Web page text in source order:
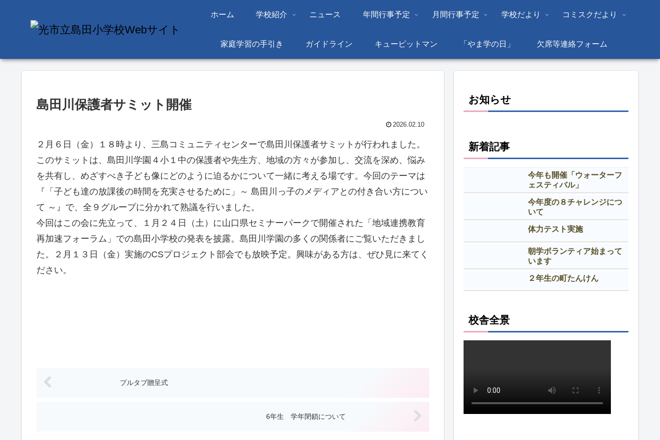
ホーム 学校紹介 ニュース 年間行事予定 月間行事予定 学校だより コミスクだより
家庭学習の手引き ガイドライン キューピットマン 「やま学の日」 欠席等連絡フォーム
島田川保護者サミット開催
2026.02.10
２月６日（金）１８時より、三島コミュニティセンターで島田川保護者サミットが行われました。
このサミットは、島田川学園４小１中の保護者や先生方、地域の方々が参加し、交流を深め、悩み
を共有し、めざすべき子ども像にどのように迫るかについて一緒に考える場です。今回のテーマは
『「子ども達の放課後の時間を充実させるために」～ 島田川っ子のメディアとの付き合い方につい
て ～』で、全９グループに分かれて熟議を行いました。
今回はこの会に先立って、１月２４日（土）に山口県セミナーパークで開催された「地域連携教育
再加速フォーラム」での島田小学校の発表を披露。島田川学園の多くの関係者にご覧いただきまし
た。２月１３日（金）実施のCSプロジェクト部会でも放映予定。興味がある方は、ぜひ見に来てく
ださい。
プルタブ贈呈式
6年生 学年閉鎖について
お知らせ
新着記事
今年も開催「ウォーターフ
ェスティバル」
今年度の８チャレンジにつ
いて
体力テスト実施
朝学ボランティア始まって
います
２年生の町たんけん
校舎全景